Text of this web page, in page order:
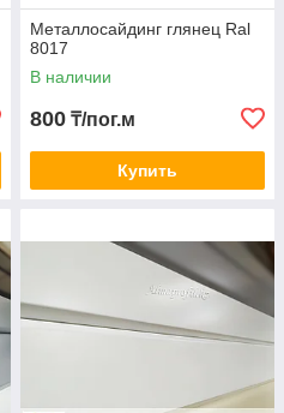
Металлосайдинг глянец Ral
8017
В наличии
800 ₸/пог.м
Купить